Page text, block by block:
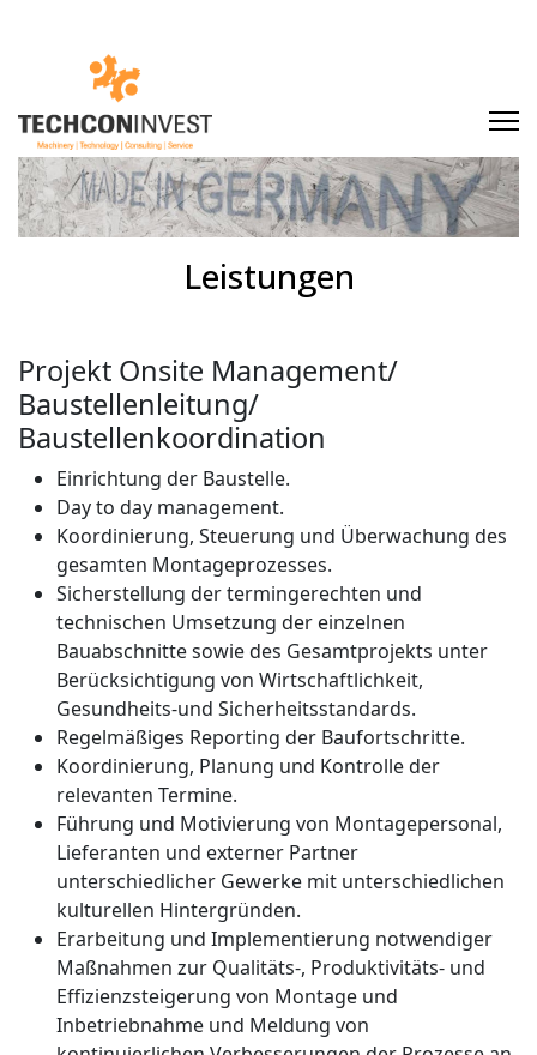
Leistungen
Projekt Onsite Management/
Baustellenleitung/
Baustellenkoordination
Einrichtung der Baustelle.
Day to day management.
Koordinierung, Steuerung und Überwachung des
gesamten Montageprozesses.
Sicherstellung der termingerechten und
technischen Umsetzung der einzelnen
Bauabschnitte sowie des Gesamtprojekts unter
Berücksichtigung von Wirtschaftlichkeit,
Gesundheits-und Sicherheitsstandards.
Regelmäßiges Reporting der Baufortschritte.
Koordinierung, Planung und Kontrolle der
relevanten Termine.
Führung und Motivierung von Montagepersonal,
Lieferanten und externer Partner
unterschiedlicher Gewerke mit unterschiedlichen
kulturellen Hintergründen.
Erarbeitung und Implementierung notwendiger
Maßnahmen zur Qualitäts-, Produktivitäts- und
Effizienzsteigerung von Montage und
Inbetriebnahme und Meldung von